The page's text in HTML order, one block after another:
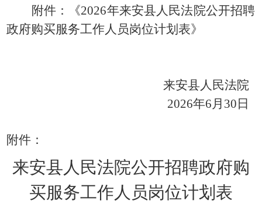
附件：《2026年来安县人民法院公开招聘
政府购买服务工作人员岗位计划表》
来安县人民法院
2026年6月30日
附件：
来安县人民法院公开招聘政府购
买服务工作人员岗位计划表